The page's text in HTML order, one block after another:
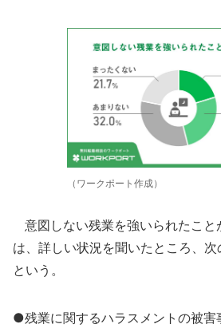
（ワークポート作成）
意図しない残業を強いられたこと
は、詳しい状況を聞いたところ、
という。
●残業に関するハラスメントの被害